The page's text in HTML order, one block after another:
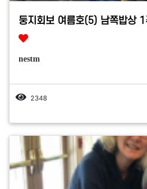
둥지회보 여름호(5) 남쪽밥상
nestm
2348